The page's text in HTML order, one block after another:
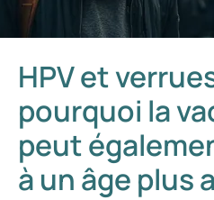
HPV et
pourquoi la
peut
à un âge plus